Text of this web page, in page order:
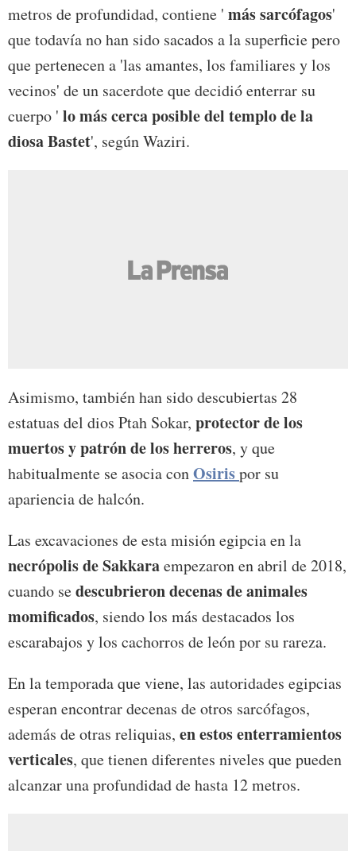
metros de profundidad, contiene ' más sarcófagos'
que todavía no han sido sacados a la superficie pero
que pertenecen a 'las amantes, los familiares y los
vecinos' de un sacerdote que decidió enterrar su
cuerpo ' lo más cerca posible del templo de la
diosa Bastet', según Waziri.
Asimismo, también han sido descubiertas 28
estatuas del dios Ptah Sokar, protector de los
muertos y patrón de los herreros, y que
habitualmente se asocia conOsirispor su
apariencia de halcón.
Las excavaciones de esta misión egipcia en la
necrópolis de Sakkaraempezaron en abril de 2018,
cuando sedescubrieron decenas de animales
momificados, siendo los más destacados los
escarabajos y los cachorros de león por su rareza.
En la temporada que viene, las autoridades egipcias
esperan encontrar decenas de otros sarcófagos,
además de otras reliquias, en estos enterramientos
verticales, que tienen diferentes niveles que pueden
alcanzar una profundidad de hasta 12 metros.